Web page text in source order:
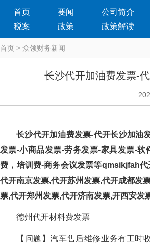
首页 要闻 公司简介
税案
政策 政策解读
首页 > 众领财务新闻
长沙代开加油费发票-
长沙代开加油费发票-代开长沙加油
发票-小商品发票-劳务发票-家具发票-
费，培训费-商务会议发票等
代开南京发票,代开苏州发票,代开成都发
票,代开郑州发票,代开济南发票,开西安发
德州代开材料费发票
【问题】汽车售后维修业务有工时收